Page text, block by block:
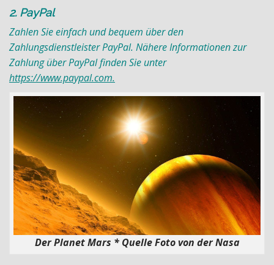
2. PayPal
Zahlen Sie einfach und bequem über den
Zahlungsdienstleister PayPal. Nähere Informationen zur
Zahlung über PayPal finden Sie unter
https://www.paypal.com.
Der Planet Mars * Quelle Foto von der Nasa